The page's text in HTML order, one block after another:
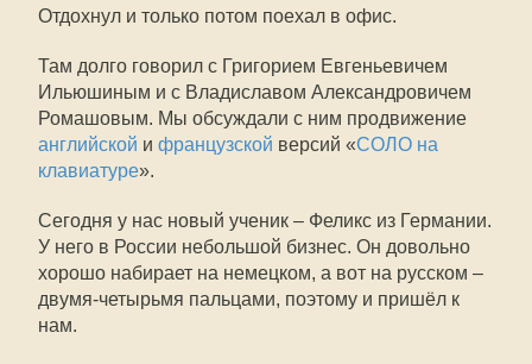
Отдохнул и только потом поехал в офис.
Там долго говорил с Григорием Евгеньевичем
Ильюшиным и с Владиславом Александровичем
Ромашовым. Мы обсуждали с ним продвижение
английской и французской версий «СОЛО на
клавиатуре».
Сегодня у нас новый ученик – Феликс из Германии.
У него в России небольшой бизнес. Он довольно
хорошо набирает на немецком, а вот на русском –
двумя-четырьмя пальцами, поэтому и пришёл к
нам.